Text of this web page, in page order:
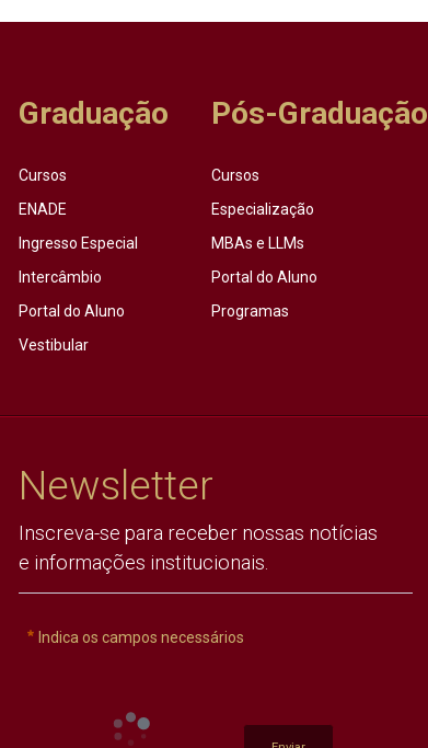
Graduação
Cursos
ENADE
Ingresso Especial
Intercâmbio
Portal do Aluno
Vestibular
Pós-Graduação
Cursos
Especialização
MBAs e LLMs
Portal do Aluno
Programas
Newsletter
Inscreva-se para receber nossas notícias
e informações institucionais.
Indica os campos necessários